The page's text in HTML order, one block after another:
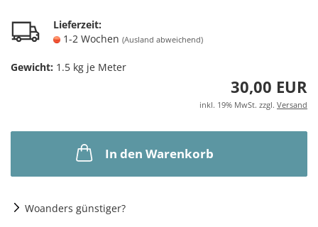
Lieferzeit:
1-2 Wochen (Ausland abweichend)
Gewicht: 1.5 kg je Meter
30,00 EUR
inkl. 19% MwSt. zzgl. Versand
In den Warenkorb
Woanders günstiger?